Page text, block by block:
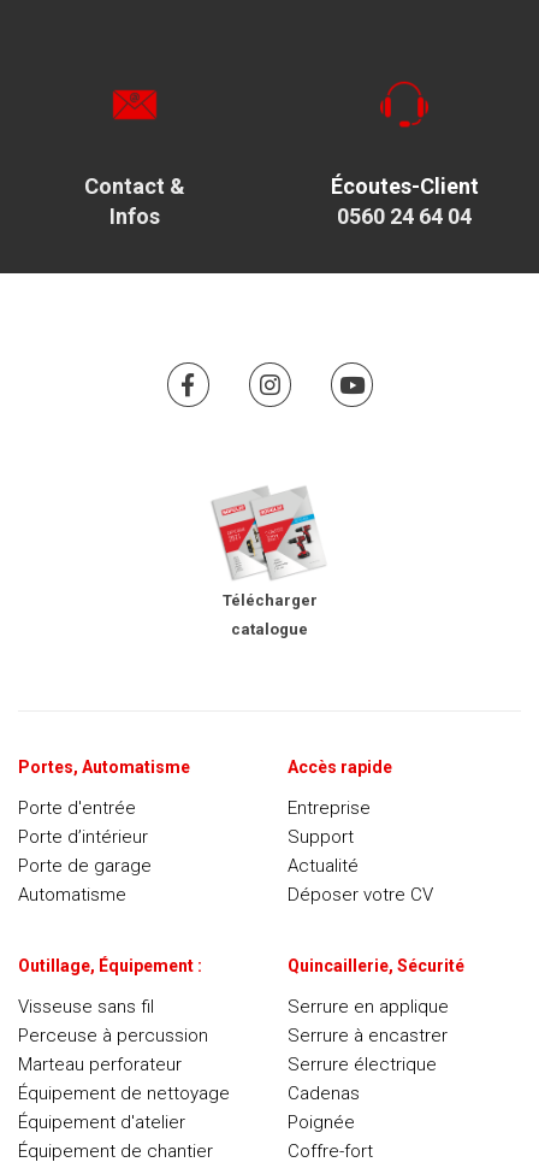
Contact &
Infos
Écoutes-Client
0560 24 64 04
Télécharger
catalogue
Portes, Automatisme
Porte d'entrée
Porte d’intérieur
Porte de garage
Automatisme
Accès rapide
Entreprise
Support
Actualité
Déposer votre CV
Outillage, Équipement :
Visseuse sans fil
Perceuse à percussion
Marteau perforateur
Équipement de nettoyage
Équipement d'atelier
Équipement de chantier
Quincaillerie, Sécurité
Serrure en applique
Serrure à encastrer
Serrure électrique
Cadenas
Poignée
Coffre-fort